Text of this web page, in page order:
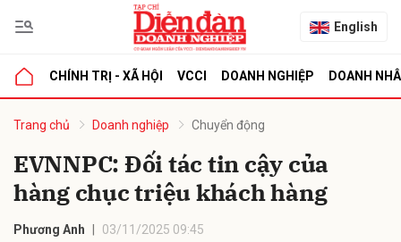
English
CHÍNH TRỊ - XÃ HỘI VCCI DOANH NGHIỆP DOANH
Trang chủ Doanh nghiệp Chuyển động
EVNNPC: Đối tác tin cậy của
hàng chục triệu khách hàng
Phương Anh 03/11/2025 09:45
luận